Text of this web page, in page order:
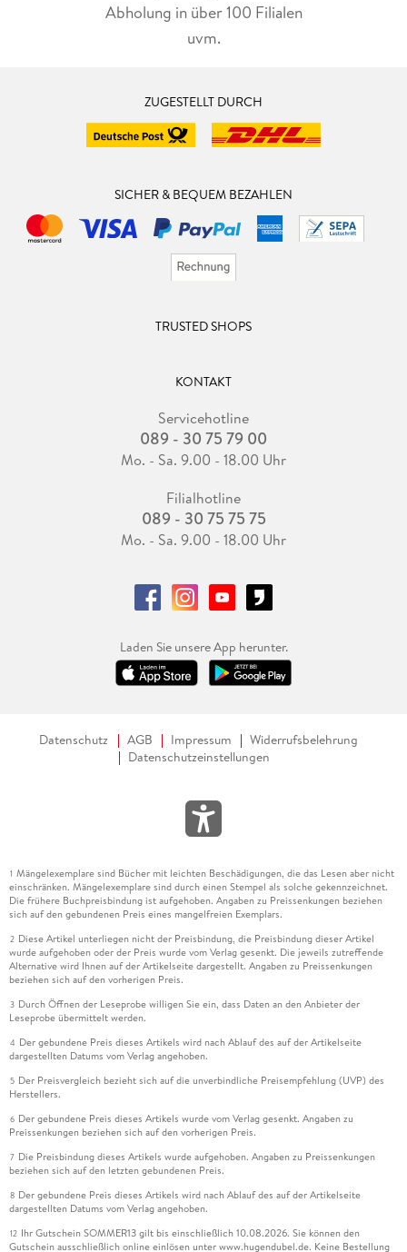
Abholung in über 100 Filialen
uvm.
ZUGESTELLT DURCH
SICHER & BEQUEM BEZAHLEN
TRUSTED SHOPS
KONTAKT
Servicehotline
089 - 30 75 79 00
Mo. - Sa. 9.00 - 18.00 Uhr
Filialhotline
089 - 30 75 75 75
Mo. - Sa. 9.00 - 18.00 Uhr
Laden Sie unsere App herunter.
Datenschutz AGB Impressum
Widerrufsbelehrung
Datenschutzeinstellungen
1 Mängelexemplare sind Bücher mit leichten Beschädigungen, die das Lesen aber nicht
einschränken. Mängelexemplare sind durch einen Stempel als solche gekennzeichnet.
Die frühere Buchpreisbindung ist aufgehoben. Angaben zu Preissenkungen beziehen
sich auf den gebundenen Preis eines mangelfreien Exemplars.
2 Diese Artikel unterliegen nicht der Preisbindung, die Preisbindung dieser Artikel
wurde aufgehoben oder der Preis wurde vom Verlag gesenkt. Die jeweils zutreffende
Alternative wird Ihnen auf der Artikelseite dargestellt. Angaben zu Preissenkungen
beziehen sich auf den vorherigen Preis.
3 Durch Öffnen der Leseprobe willigen Sie ein, dass Daten an den Anbieter der
Leseprobe übermittelt werden.
4 Der gebundene Preis dieses Artikels wird nach Ablauf des auf der Artikelseite
dargestellten Datums vom Verlag angehoben.
5 Der Preisvergleich bezieht sich auf die unverbindliche Preisempfehlung (UVP) des
Herstellers.
6 Der gebundene Preis dieses Artikels wurde vom Verlag gesenkt. Angaben zu
Preissenkungen beziehen sich auf den vorherigen Preis.
7 Die Preisbindung dieses Artikels wurde aufgehoben. Angaben zu Preissenkungen
beziehen sich auf den letzten gebundenen Preis.
8 Der gebundene Preis dieses Artikels wird nach Ablauf des auf der Artikelseite
dargestellten Datums vom Verlag angehoben.
12 Ihr Gutschein SOMMER13 gilt bis einschließlich 10.08.2026. Sie können den
Gutschein ausschließlich online einlösen unter www.hugendubel.de. Keine Bestellung